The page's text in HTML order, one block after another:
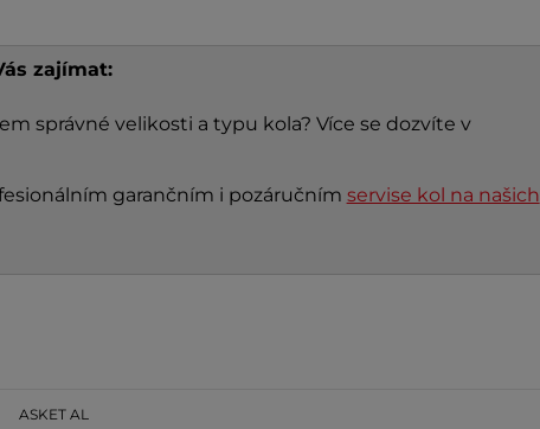
zajímat:
správné velikosti a typu kola? Více se dozvíte v
garančním i pozáručním servise kol na našich
ASKET AL